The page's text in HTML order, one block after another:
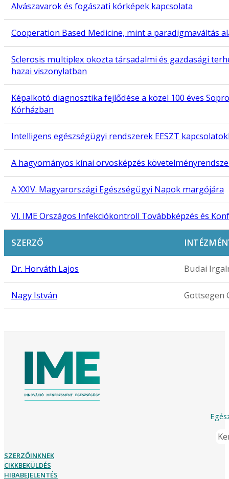
Alvászavarok és fogászati kórképek kapcsolata
Cooperation Based Medicine, mint a paradigmaváltás
Sclerosis multiplex okozta társadalmi és gazdasági
hazai viszonylatban
Képalkotó diagnosztika fejlődése a közel 100 éves
Kórházban
Intelligens egészségügyi rendszerek EESZT
A hagyományos kínai orvosképzés
A XXIV. Magyarországi Egészségügyi Napok margójára
VI. IME Országos Infekciókontroll Továbbképzés és
SZERZŐ
Dr. Horváth Lajos Budai
Nagy István Gottsegen
SZERZŐINKNEK
CIKKBEKÜLDÉS
HIBABEJELENTÉS